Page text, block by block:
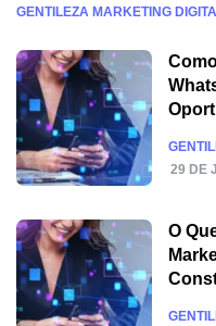
POSTED
GENTILEZA MARKETING
29 DE
O